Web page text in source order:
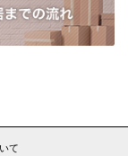
て